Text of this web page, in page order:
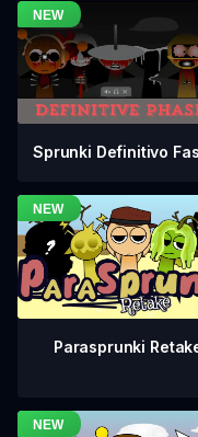
Sprunki Definitivo
Parasprunki